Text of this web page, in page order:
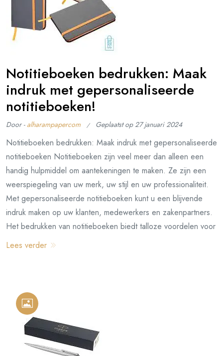
Notitieboeken bedrukken: Maak
indruk met gepersonaliseerde
notitieboeken!
Door - alharampapercom Geplaatst op27 januari 2024
Notitieboeken bedrukken: Maak indruk met gepersonaliseerde
notitieboeken Notitieboeken zijn veel meer dan alleen een
handig hulpmiddel om aantekeningen te maken. Ze zijn een
weerspiegeling van uw merk, uw stijl en uw professionaliteit.
Met gepersonaliseerde notitieboeken kunt u een blijvende
indruk maken op uw klanten, medewerkers en zakenpartners.
Het bedrukken van notitieboeken biedt talloze voordelen voor
Lees verder